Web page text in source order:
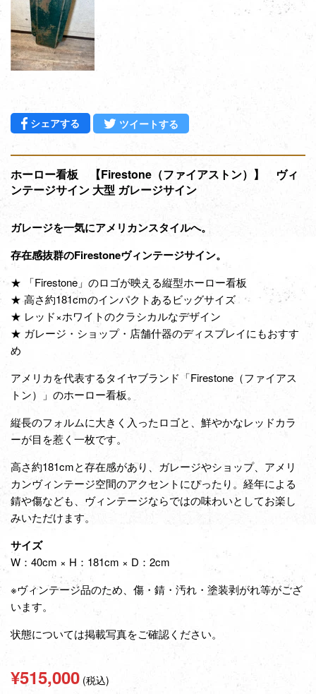
シェアする Facebookでシェアする
ツイートする
ホーロー看板 【Firestone（ファイアストン）】 ヴィ
ンテージサイン 大型 ガレージサイン
ガレージを一気にアメリカンスタイルへ。
存在感抜群のFirestoneヴィンテージサイン。
★ 「Firestone」のロゴが映える縦型ホーロー看板
★ 高さ約181cmのインパクトあるビッグサイズ
★ レッド×ホワイトのクラシカルなデザイン
★ ガレージ・ショップ・店舗什器のディスプレイにもおすす
め
アメリカを代表するタイヤブランド「Firestone（ファイアス
トン）」のホーロー看板。
縦長のフォルムに大きく入ったロゴと、鮮やかなレッドカラ
ーが目を惹く一枚です。
高さ約181cmと存在感があり、ガレージやショップ、アメリ
カンヴィンテージ空間のアクセントにぴったり。経年による
錆や傷なども、ヴィンテージならではの味わいとしてお楽し
みいただけます。
サイズ
W：40cm × H：181cm × D：2cm
※ヴィンテージ品のため、傷・錆・汚れ・塗装剥がれ等がござ
います。
状態については掲載写真をご確認ください。
通
常
¥515,000 (税込)